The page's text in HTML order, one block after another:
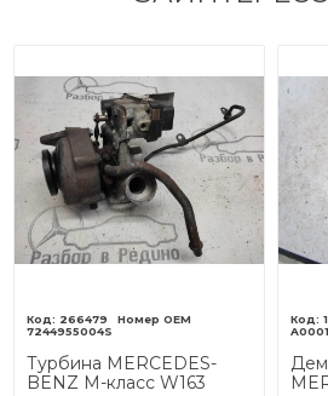
266479
7244955004S
Турбина MERCEDES-
BENZ M-класс W163